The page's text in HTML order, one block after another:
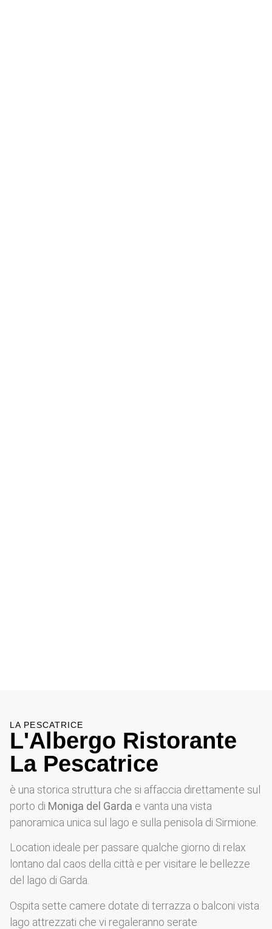
LA PESCATRICE
L'Albergo Ristorante
La Pescatrice
è una storica struttura che si affaccia direttamente sul
porto di Moniga del Garda e vanta una vista
panoramica unica sul lago e sulla penisola di Sirmione.
Location ideale per passare qualche giorno di relax
lontano dal caos della città e per visitare le bellezze
del lago di Garda.
Ospita sette camere dotate di terrazza o balconi vista
lago attrezzati che vi regaleranno serate